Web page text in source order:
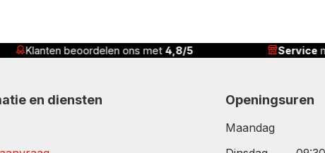
Servicemaakt het verschil Correcte
en diensten Openingsuren
Maandag